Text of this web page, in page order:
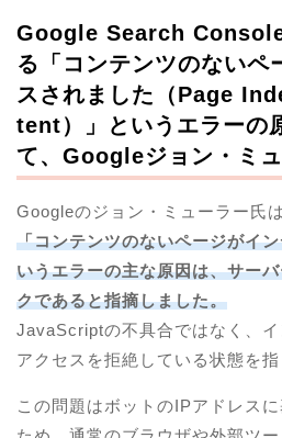
Google Search
る「コンテンツのないペ
スされました（Page
tent）」というエラーの
て、Googleジョン・ミ
Googleのジョン・ミューラー氏は
「コンテンツのないページがイ
いうエラーの主な原因は、サー
クであると指摘しました。
JavaScriptの不具合ではなく、
アクセスを拒絶している状態を指
この問題はボットのIPアドレス